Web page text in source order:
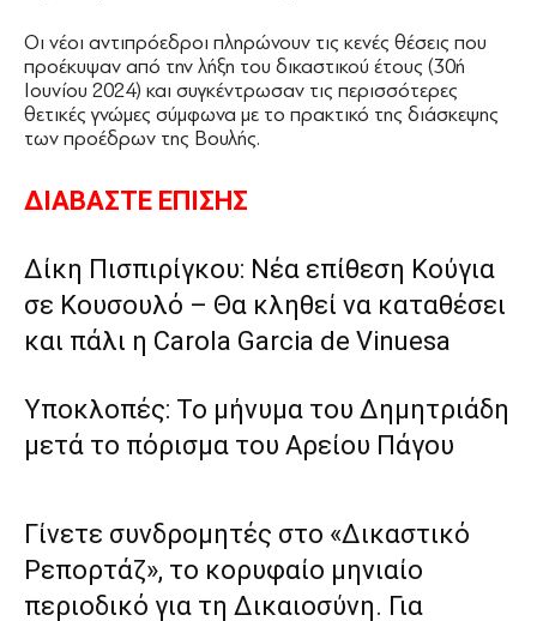
Οι νέοι αντιπρόεδροι πληρώνουν τις κενές θέσεις που
προέκυψαν από την λήξη του δικαστικού έτους (30ή
Ιουνίου 2024) και συγκέντρωσαν τις περισσότερες
θετικές γνώμες σύμφωνα με το πρακτικό της διάσκεψης
των προέδρων της Βουλής.
ΔΙΑΒΑΣΤΕ ΕΠΙΣΗΣ
Δίκη Πισπιρίγκου: Νέα επίθεση Κούγια
σε Κουσουλό – Θα κληθεί να καταθέσει
και πάλι η Carola Garcia de Vinuesa
Υποκλοπές: Το μήνυμα του Δημητριάδη
μετά το πόρισμα του Αρείου Πάγου
Γίνετε συνδρομητές στο «Δικαστικό
Ρεπορτάζ», το κορυφαίο μηνιαίο
περιοδικό για τη Δικαιοσύνη. Για